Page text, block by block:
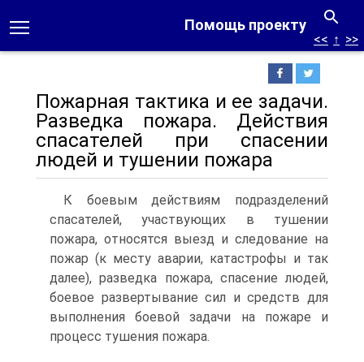
Помощь проекту
<< ↑ >>
Пожарная тактика и ее задачи.
Разведка пожара. Действия
спасателей при спасении
людей и тушении пожара
К боевым действиям подразделений
спасателей, участвующих в тушении
пожара, относятся выезд и следование на
пожар (к месту аварии, катастрофы и так
далее), разведка пожара, спасение людей,
боевое развертывание сил и средств для
выполнения боевой задачи на пожаре и
процесс тушения пожара.